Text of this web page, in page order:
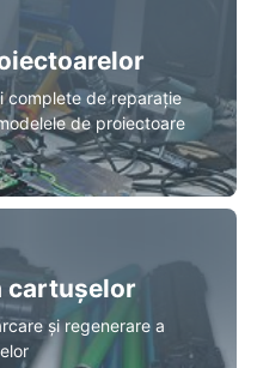
complete de reparație
de proiectoare
cartușelor
și regenerare a